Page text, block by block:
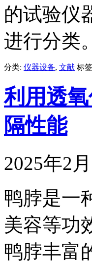
的试验仪
进行分类。
分类: 仪器设备, 文献 标
利用透
隔性能
2025年2
鸭脖是一
美容等功
鸭脖丰富